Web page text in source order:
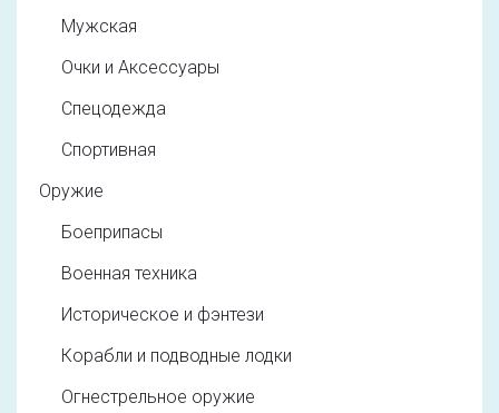
Мужская
Очки и Аксессуары
Спецодежда
Спортивная
Оружие
Боеприпасы
Военная техника
Историческое и фэнтези
Корабли и подводные лодки
Огнестрельное оружие